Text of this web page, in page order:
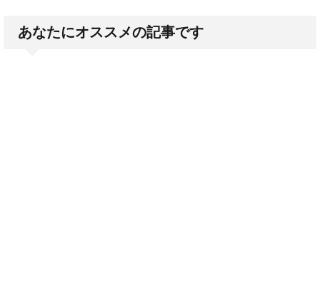
あなたにオススメの記事です